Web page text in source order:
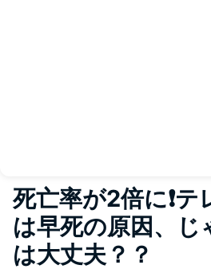
死亡率が2倍に❗
は早死の原因、じ
は大丈夫？？